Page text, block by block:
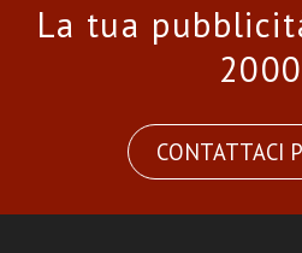
La tua
CONTATTACI